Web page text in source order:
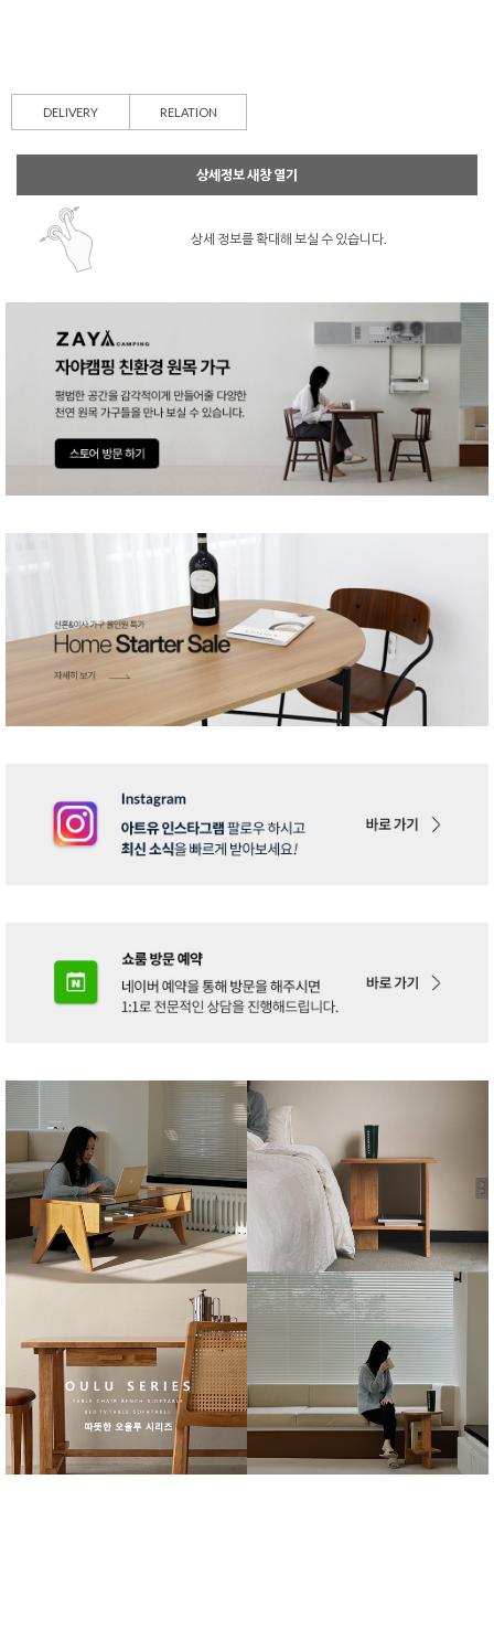
DELIVERY RELATION
상세정보 새창 열기
상세 정보를 확대해 보실 수 있습니다.